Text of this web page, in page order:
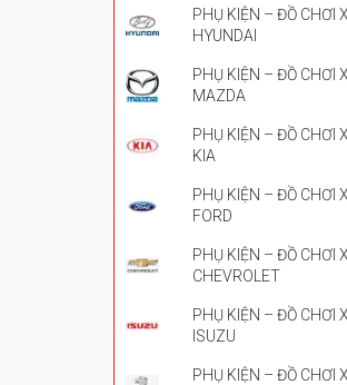
PHỤ KIỆN – ĐỒ CHƠI
HYUNDAI
PHỤ KIỆN – ĐỒ CHƠI
MAZDA
PHỤ KIỆN – ĐỒ CHƠI
KIA
PHỤ KIỆN – ĐỒ CHƠI
FORD
PHỤ KIỆN – ĐỒ CHƠI
CHEVROLET
PHỤ KIỆN – ĐỒ CHƠI
ISUZU
PHỤ KIỆN – ĐỒ CHƠI